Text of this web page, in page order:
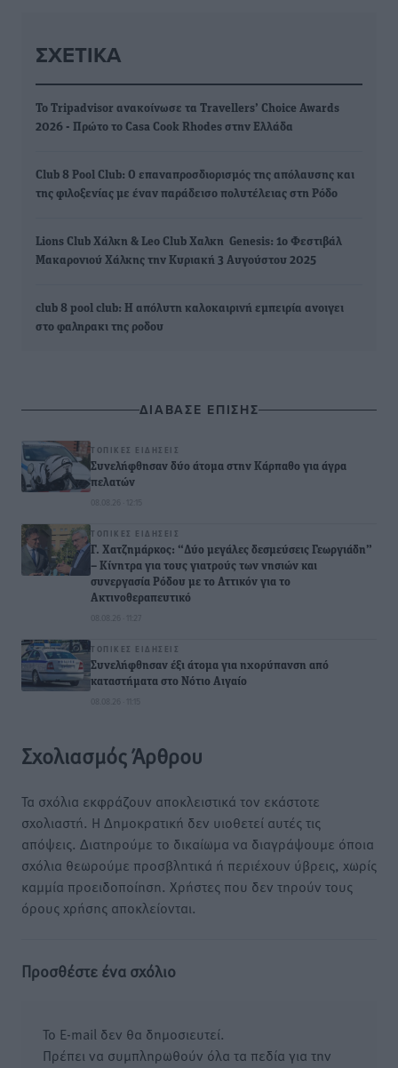
ΣΧΕΤΙΚΆ
Το Tripadvisor ανακοίνωσε τα Travellers’ Choice Awards
2026 - Πρώτο το Casa Cook Rhodes στην Ελλάδα
Club 8 Pool Club: Ο επαναπροσδιορισμός της απόλαυσης και
της φιλοξενίας με έναν παράδεισο πολυτέλειας στη Ρόδο
Lions Club Χάλκη & Leo Club Χαλκη Genesis: 1ο Φεστιβάλ
Μακαρονιού Χάλκης την Κυριακή 3 Αυγούστου 2025
club 8 pool club: Η απόλυτη καλοκαιρινή εμπειρία ανοιγει
στο φαληρακι της ροδου
ΔΙΑΒΑΣΕ ΕΠΙΣΗΣ
ΤΟΠΙΚΈΣ ΕΙΔΉΣΕΙΣ
Συνελήφθησαν δύο άτομα στην Κάρπαθο για άγρα
πελατών
08.08.26 · 12:15
ΤΟΠΙΚΈΣ ΕΙΔΉΣΕΙΣ
Γ. Χατζημάρκος: “Δύο μεγάλες δεσμεύσεις Γεωργιάδη”
– Κίνητρα για τους γιατρούς των νησιών και
συνεργασία Ρόδου με το Αττικόν για το
Ακτινοθεραπευτικό
08.08.26 · 11:27
ΤΟΠΙΚΈΣ ΕΙΔΉΣΕΙΣ
Συνελήφθησαν έξι άτομα για ηχορύπανση από
καταστήματα στο Νότιο Αιγαίο
08.08.26 · 11:15
Σχολιασμός Άρθρου
Τα σχόλια εκφράζουν αποκλειστικά τον εκάστοτε
σχολιαστή. Η Δημοκρατική δεν υιοθετεί αυτές τις
απόψεις. Διατηρούμε το δικαίωμα να διαγράψουμε όποια
σχόλια θεωρούμε προσβλητικά ή περιέχουν ύβρεις, χωρίς
καμμία προειδοποίηση. Χρήστες που δεν τηρούν τους
όρους χρήσης αποκλείονται.
Προσθέστε ένα σχόλιο
Το E-mail δεν θα δημοσιευτεί.
Πρέπει να συμπληρωθούν όλα τα πεδία για την